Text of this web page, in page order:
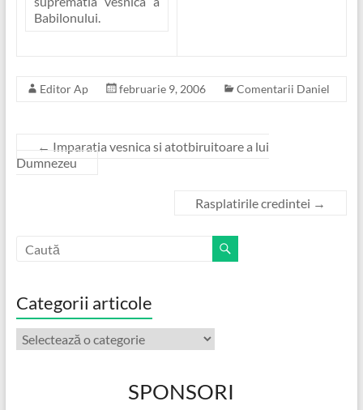
Babilonului.
Editor Ap februarie 9, 2006 Comentarii Daniel
← Imparatia vesnica si atotbiruitoare a lui
Dumnezeu
Rasplatirile credintei →
Categorii articole
Categorii
articole
SPONSORI